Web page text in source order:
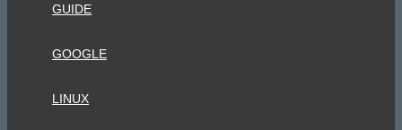
GUIDE
GOOGLE
LINUX